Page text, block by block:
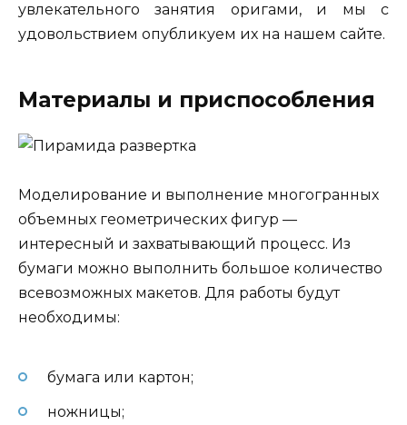
увлекательного занятия оригами, и мы с
удовольствием опубликуем их на нашем сайте.
Материалы и приспособления
Моделирование и выполнение многогранных
объемных геометрических фигур —
интересный и захватывающий процесс. Из
бумаги можно выполнить большое количество
всевозможных макетов. Для работы будут
необходимы:
бумага или картон;
ножницы;